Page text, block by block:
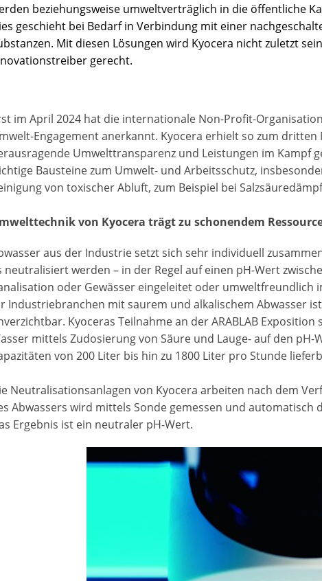
beziehungsweise umweltverträglich in die öffentliche
geschieht bei Bedarf in Verbindung mit einer
Mit diesen Lösungen wird Kyocera nicht zuletzt
gerecht.
im April 2024 hat die internationale Non-Profit-
Engagement anerkannt. Kyocera erhielt so zum dritten
Umwelttransparenz und Leistungen im Kampf
Bausteine zum Umwelt- und Arbeitsschutz,
von toxischer Abluft, zum Beispiel bei
von Kyocera trägt zu schonendem
aus der Industrie setzt sich sehr individuell
neutralisiert werden – in der Regel auf einen pH-Wert
oder Gewässer eingeleitet oder umweltfreundlich
Industriebranchen mit saurem und alkalischem Abwasser
Kyoceras Teilnahme an der ARABLAB
mittels Zudosierung von Säure und Lauge- auf den
von 200 Liter bis hin zu 1800 Liter pro Stunde
Neutralisationsanlagen von Kyocera arbeiten nach dem
Abwassers wird mittels Sonde gemessen und automatisch
Ergebnis ist ein neutraler pH-Wert.